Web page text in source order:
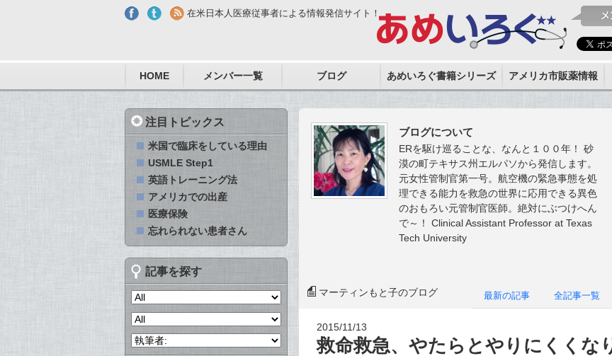
在米日本人医療従事者による情報発信サイト！
HOME メンバー一覧 ブログ あめいろぐ書籍シリーズ アメリカ市販薬情報
ブログについて
ERを駆け巡ることな、なんと１００年！ 砂
漠の町テキサス州エルパソから発信します。
元女性管制官第一号。航空機の緊急事態を処
理できる能力を救急の世界に応用できる異色
のおもろい元管制官医師。絶対にぶつけへん
で～！ Clinical Assistant Professor at Texas
Tech University
マーティンもと子のブログ 最新の記事 全記事一覧
2015/11/13
救命救急、やたらとやりにくくな
注目トピックス
米国で臨床をしている理由
USMLE Step1
英語トレーニング法
アメリカでの出産
医療保険
忘れられない患者さん
記事を探す